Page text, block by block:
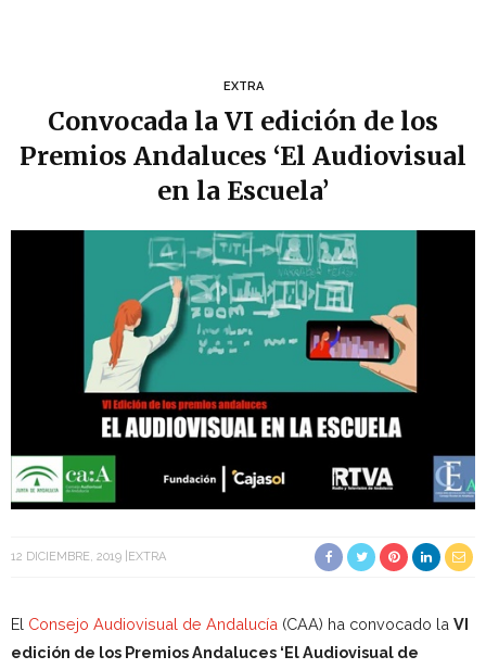
EXTRA
Convocada la VI edición de los
Premios Andaluces ‘El Audiovisual
en la Escuela’
12 DICIEMBRE, 2019 EXTRA
El Consejo Audiovisual de Andalucía (CAA) ha convocado la VI
edición de los Premios Andaluces ‘El Audiovisual de